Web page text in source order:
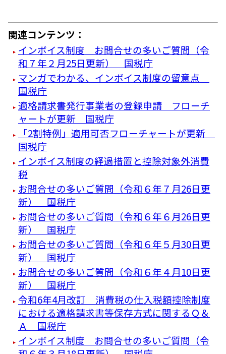
関連コンテンツ：
インボイス制度 お問合せの多いご質問（令
和７年２月25日更新） 国税庁
マンガでわかる、インボイス制度の留意点
国税庁
適格請求書発行事業者の登録申請 フローチ
ャートが更新 国税庁
「2割特例」適用可否フローチャートが更新
国税庁
インボイス制度の経過措置と控除対象外消費
税
お問合せの多いご質問（令和６年７月26日更
新） 国税庁
お問合せの多いご質問（令和６年６月26日更
新） 国税庁
お問合せの多いご質問（令和６年５月30日更
新） 国税庁
お問合せの多いご質問（令和６年４月10日更
新） 国税庁
令和6年4月改訂 消費税の仕入税額控除制度
における適格請求書等保存方式に関するＱ＆
Ａ 国税庁
インボイス制度 お問合せの多いご質問（令